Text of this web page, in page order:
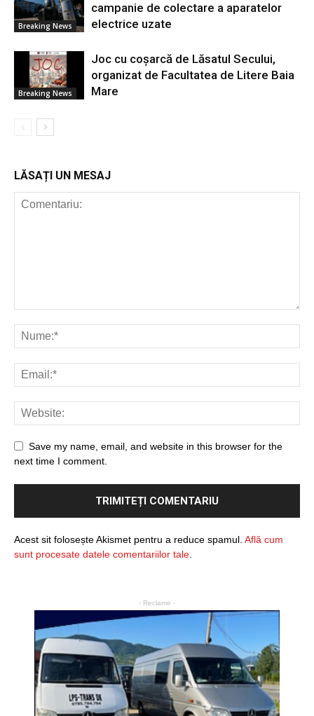
Breaking News
campanie de colectare a aparatelor
electrice uzate
Breaking News
Joc cu coșarcă de Lăsatul Secului,
organizat de Facultatea de Litere Baia
Mare
LĂSAȚI UN MESAJ
Save my name, email, and website in this browser for the
next time I comment.
Acest sit folosește Akismet pentru a reduce spamul. Află cum
sunt procesate datele comentariilor tale
- Reclame -